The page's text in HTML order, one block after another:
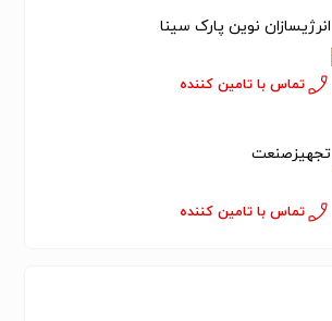
انرژیسازان نوین پارک سینا
تماس با تامین کننده
تجهیزصنعت
تماس با تامین کننده